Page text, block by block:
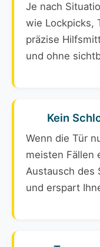
Je nach
wie Lockpicks,
präzise
und ohne
Kein
Wenn die Tür
meisten Fällen
Austausch des
und erspart